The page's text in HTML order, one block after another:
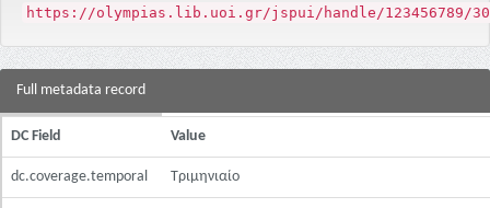
https://olympias.lib.uoi.gr/jspui/handle/123456789/
Full metadata record
DC Field Value
dc.coverage.temporal Τριμηνιαίο